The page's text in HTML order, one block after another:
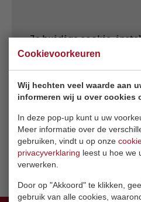
Cookievoorkeuren
Wij hechten veel waarde aan
informeren wij u over cookies
In deze pop-up kunt u uw
Meer informatie over de
gebruiken, vindt u op onze
privacyverklaring leest u hoe we
verwerken.
Door op "Akkoord" te klikken,
gebruik van alle cookies,
Je huidige cookie-
onderdeel. Pas je
Cookie-